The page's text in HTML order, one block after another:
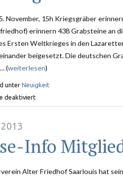
November, 15h Kriegsgräber
erinnern 438 Grabsteine an
Ersten Weltkrieges in den
beigesetzt. Die deutschen
(weiterlesen)
unter Neuigkeit
deaktiviert
Info
Alter Friedhof Saarlouis hat